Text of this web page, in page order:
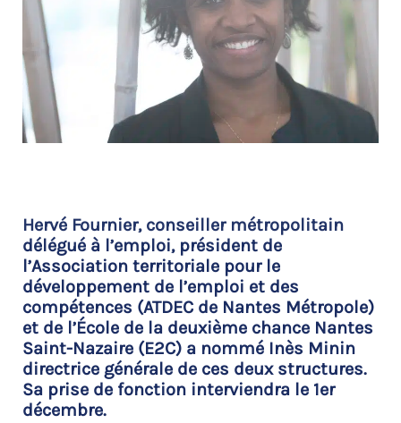
Hervé Fournier, conseiller métropolitain
délégué à l’emploi, président de
l’Association territoriale pour le
développement de l’emploi et des
compétences (ATDEC de Nantes Métropole)
et de l’École de la deuxième chance Nantes
Saint-Nazaire (E2C) a nommé Inès Minin
directrice générale de ces deux structures.
Sa prise de fonction interviendra le 1er
décembre.